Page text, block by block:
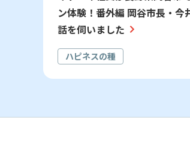
ン体験！番外編 岡谷市長・今
話を伺いました
ハピネスの種